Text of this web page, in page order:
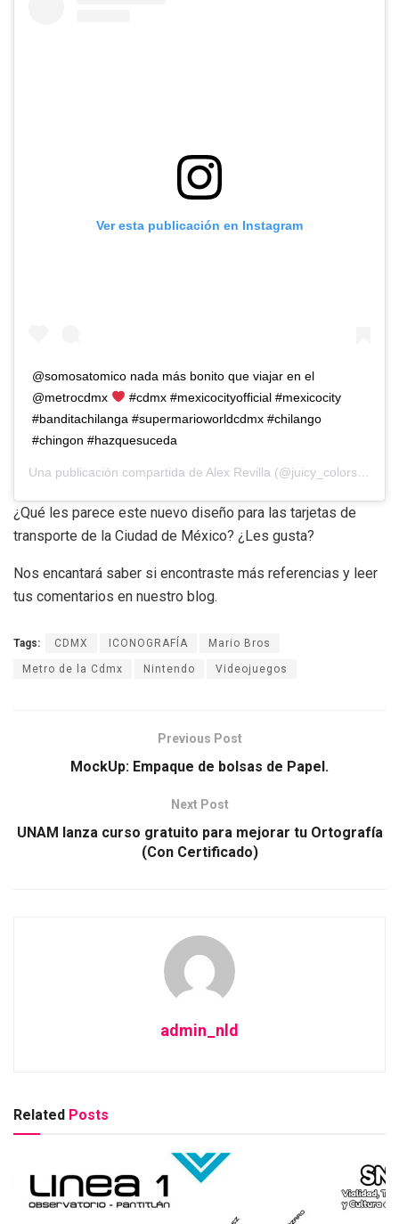
Ver esta publicación en Instagram
@somosatomico nada más bonito que viajar en el
@metrocdmx
#cdmx #mexicocityofficial #mexicocity
#banditachilanga #supermarioworldcdmx #chilango
#chingon #hazquesuceda
Una publicación compartida de Alex Revilla (@juicy_colors) el
¿Qué les parece este nuevo diseño para las tarjetas de
transporte de la Ciudad de México? ¿Les gusta?
Nos encantará saber si encontraste más referencias y leer
tus comentarios en nuestro blog.
Tags: CDMX ICONOGRAFÍA Mario Bros
Metro de la Cdmx Nintendo Videojuegos
Previous Post
MockUp: Empaque de bolsas de Papel.
Next Post
UNAM lanza curso gratuito para mejorar tu Ortografía
(Con Certificado)
admin_nld
Related Posts